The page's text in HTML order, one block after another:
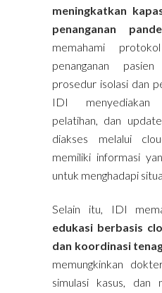
meningkatkan
penanganan
memahami
penanganan
prosedur isolasi dan
IDI menyediakan
pelatihan, dan
diakses melalui
memiliki informasi
untuk menghadapi
Selain itu, IDI
edukasi berbasis
dan koordinasi
memungkinkan
simulasi kasus, dan